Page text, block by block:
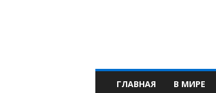
ГЛАВНАЯ В МИРЕ